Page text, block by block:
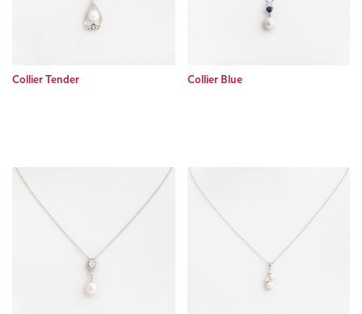
Collier Tender Collier Blue